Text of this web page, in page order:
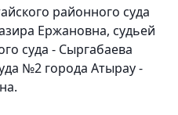
районного суда
Ержановна, судьей
суда - Сыргабаева
№2 города Атырау -